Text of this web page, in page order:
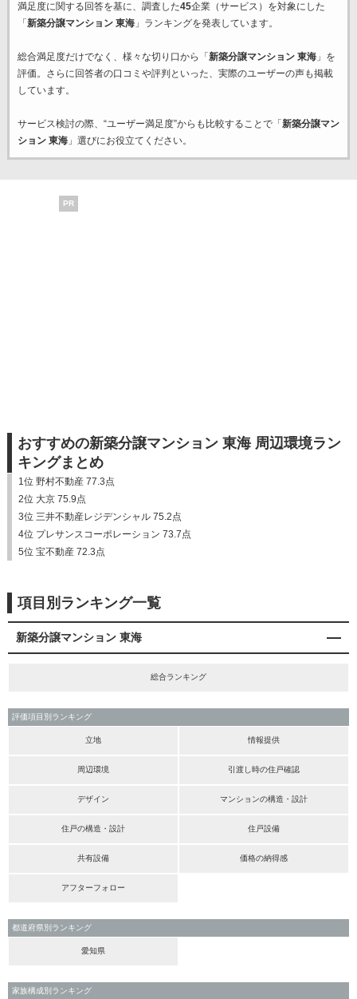
満足度に関する回答を基に、調査した45企業（サービス）を対象にした
「 新築分譲マンション 東海」ランキングを発表しています。
総合満足度だけでなく、様々な切り口から「 新築分譲マンション 東海」を
評価。さらに回答者の口コミや評判といった、実際のユーザーの声も掲載
しています。
サービス検討の際、“ユーザー満足度”からも比較することで「 新築分譲マン
ション 東海」選びにお役立てください。
PR
おすすめの新築分譲マンション 東海 周辺環境ラン
キングまとめ
1位 野村不動産 77.3点
2位 大京 75.9点
3位 三井不動産レジデンシャル 75.2点
4位 プレサンスコーポレーション 73.7点
5位 宝不動産 72.3点
項目別ランキング一覧
新築分譲マンション 東海
総合ランキング
評価項目別ランキング
立地 情報提供
周辺環境 引渡し時の住戸確認
デザイン マンションの構造・設計
住戸の構造・設計 住戸設備
共有設備 価格の納得感
アフターフォロー
都道府県別ランキング
愛知県
家族構成別ランキング